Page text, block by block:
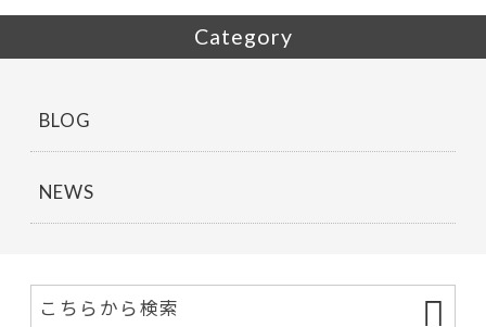
Category
BLOG
NEWS